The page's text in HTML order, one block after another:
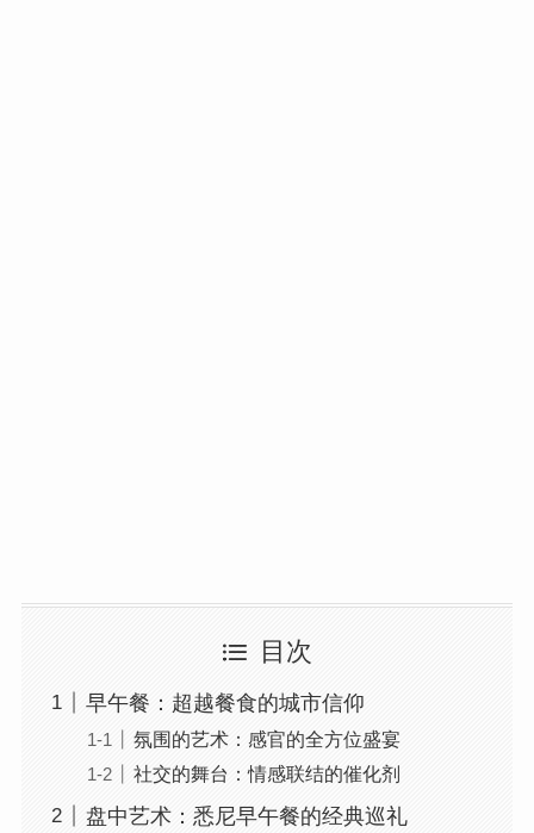
目次
早午餐：超越餐食的城市信仰
氛围的艺术：感官的全方位盛宴
社交的舞台：情感联结的催化剂
盘中艺术：悉尼早午餐的经典巡礼